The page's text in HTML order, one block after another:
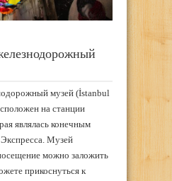
музей (İstanbul
на станции
являлась конечным
Музей
можно заложить
прикоснуться к